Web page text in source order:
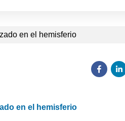
en el hemisferio
en el hemisferio